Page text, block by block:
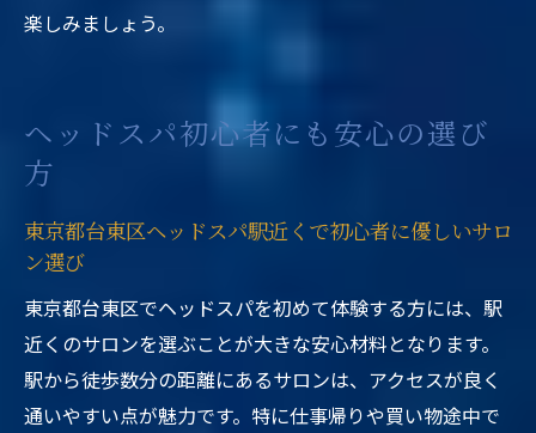
楽しみましょう。
ヘッドスパ初心者にも安心の選び
方
東京都台東区ヘッドスパ駅近くで初心者に優しいサロ
ン選び
東京都台東区でヘッドスパを初めて体験する方には、駅
近くのサロンを選ぶことが大きな安心材料となります。
駅から徒歩数分の距離にあるサロンは、アクセスが良く
通いやすい点が魅力です。特に仕事帰りや買い物途中で